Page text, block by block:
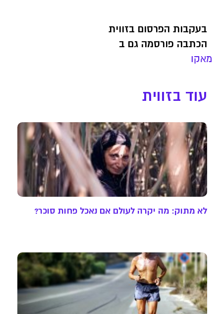
בעקבות הפרסום בזווית
הכתבה פורסמה גם ב
מאקו
עוד בזווית
לא מתוק: מה יקרה לעולם אם נאכל פחות סוכר?